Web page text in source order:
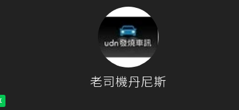
老司機丹尼斯